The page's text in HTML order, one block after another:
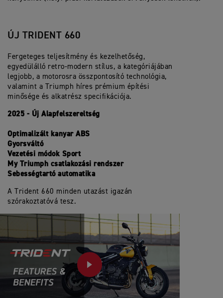
ÚJ TRIDENT 660
Fergeteges teljesítmény és kezelhetőség,
egyedülálló retro-modern stílus, a kategóriájában
legjobb, a motorosra összpontosító technológia,
valamint a Triumph híres prémium építési
minősége és alkatrész specifikációja.
2025 - Új Alapfelszereltség
Optimalizált kanyar ABS
Gyorsváltó
Vezetési módok Sport
My Triumph csatlakozási rendszer
Sebességtartó automatika
A Trident 660 minden utazást igazán
szórakoztatóvá tesz.
PLAY